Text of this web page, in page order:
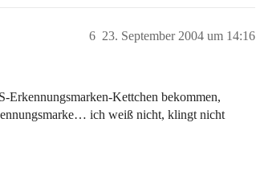
23. September 2004 um 14:16
6
Kettchen bekommen,
ich weiß nicht, klingt nicht